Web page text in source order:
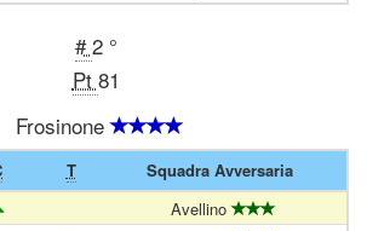
#2 °
Pt 81
Frosinone
T
Squadra Avversaria
Avellino